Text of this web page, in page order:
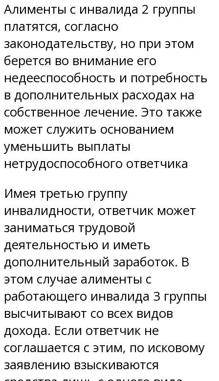
Алименты с инвалида 2 группы
платятся, согласно
законодательству, но при этом
берется во внимание его
недееспособность и потребность
в дополнительных расходах на
собственное лечение. Это также
может служить основанием
уменьшить выплаты
нетрудоспособного ответчика
Имея третью группу
инвалидности, ответчик может
заниматься трудовой
деятельностью и иметь
дополнительный заработок. В
этом случае алименты с
работающего инвалида 3 группы
высчитывают со всех видов
дохода. Если ответчик не
соглашается с этим, по исковому
заявлению взыскиваются